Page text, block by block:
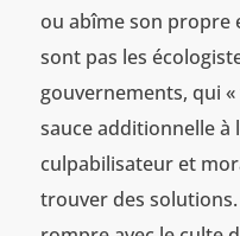
ou abîme son propre
sont pas les
gouvernements, qui «
sauce additionnelle à
culpabilisateur et
trouver des